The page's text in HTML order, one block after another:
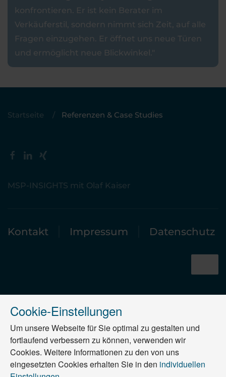
KRK Computersysteme GmbH
"Die UBEGA hat alle Themen, bei denen es bei
uns gebrannt hat, oder noch brennen könnte,
im Beratungs-Portfolio."
Startseite Referenzen & Case Studies
MSP-INSIGHTS mit Olaf Kaiser
Kontakt Impressum Datenschutz
Cookie-Einstellungen
Um unsere Webseite für Sie optimal zu gestalten und
fortlaufend verbessern zu können, verwenden wir
Cookies. Weitere Informationen zu den von uns
eingesetzten Cookies erhalten Sie in den individuellen